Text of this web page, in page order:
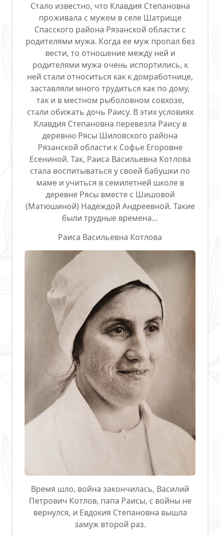
Стало известно, что Клавдия Степановна
проживала с мужем в селе Шатрище
Спасского района Рязанской области с
родителями мужа. Когда ее муж пропал без
вести, то отношение между ней и
родителями мужа очень испортились, к
ней стали относиться как к домработнице,
заставляли много трудиться как по дому,
так и в местном рыболовном совхозе,
стали обижать дочь Раису. В этих условиях
Клавдия Степановна перевезла Раису в
деревню Рясы Шиловского района
Рязанской области к Софье Егоровне
Есениной. Так, Раиса Васильевна Котлова
стала воспитываться у своей бабушки по
маме и учиться в семилетней школе в
деревне Рясы вместе с Шишовой
(Матюшиной) Надеждой Андреевной. Такие
были трудные времена…
Раиса Васильевна Котлова
Время шло, война закончилась, Василий
Петрович Котлов, папа Раисы, с войны не
вернулся, и Евдокия Степановна вышла
замуж второй раз.